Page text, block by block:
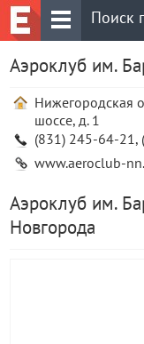
Аэроклуб им.
Нижегородская
шоссе, д. 1
(831) 245-64-21,
www.aeroclub-
Аэроклуб им.
Новгорода